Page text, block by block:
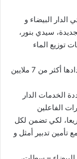
البيضاء و
سيدي بنور،
توزيع الماء
و التطهير السائل، و ذلك لفائدة ساكنة يبلغ تعدادها أكثر من 7 ملايين
الخدمات الدار
الفاعلين
لكي تضمن لكل
تأمين تدبير أمثل و